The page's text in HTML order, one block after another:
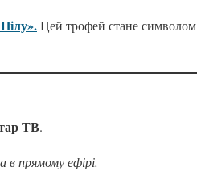
Цей трофей стане символом
ТВ.
в прямому ефірі.